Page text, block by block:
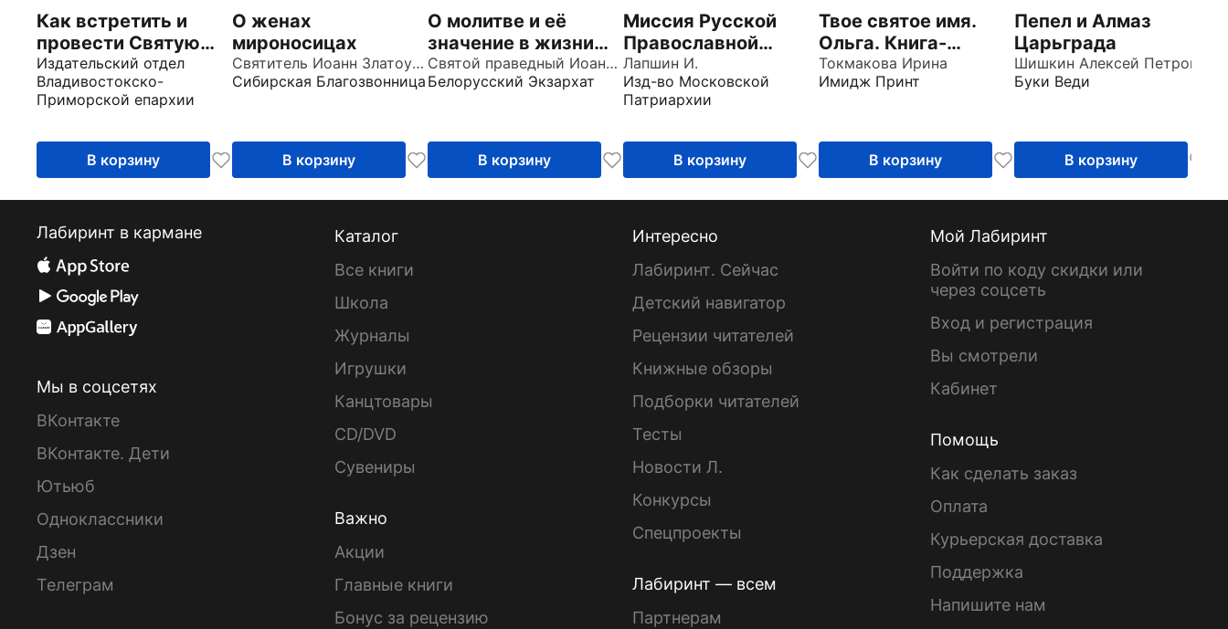
Как встретить и
провести Святую
Пасху
Издательский отдел
Владивостокско-
Приморской епархии
В корзину
О женах
мироносицах
Святитель Иоанн Златоуст
Сибирская Благозвонница
В корзину
О молитве и её
значение в жизни
христианства.
Извлечения из
пастырей
Святой праведный Иоанн Кронштадтский
Белорусский Экзархат
В корзину
Миссия Русской
Православной
Церкви в
современном мире
Лапшин И.
Изд-во Московской
Патриархии
В корзину
Твое святое имя.
Ольга. Книга-
подарок
Токмакова Ирина
Имидж Принт
В корзину
Пепел и Алмаз
Царьграда
Буки Веди
В корзину
Лабиринт в кармане
Мы в соцсетях
ВКонтакте
ВКонтакте. Дети
Ютьюб
Одноклассники
Дзен
Телеграм
Каталог
Все книги
Школа
Журналы
Игрушки
Канцтовары
CD/DVD
Сувениры
Важно
Акции
Главные книги
Бонус за рецензию
Интересно
Лабиринт. Сейчас
Детский навигатор
Рецензии читателей
Книжные обзоры
Подборки читателей
Тесты
Новости Л.
Конкурсы
Спецпроекты
Лабиринт — всем
Партнерам
Мой Лабиринт
Войти по коду скидки или
через соцсеть
Вход и регистрация
Вы смотрели
Кабинет
Помощь
Как сделать заказ
Оплата
Курьерская доставка
Поддержка
Напишите нам